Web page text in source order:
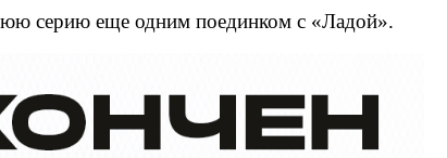
серию еще одним поединком с «Ладой».